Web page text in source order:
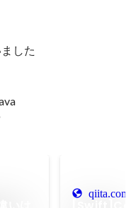
した
qiita.com